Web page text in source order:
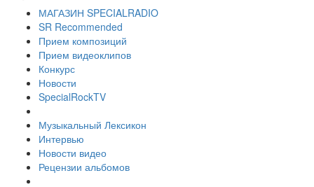
МАГАЗИН SPECIALRADIO
SR Recommended
Прием композиций
Прием видеоклипов
Конкурс
Новости
SpecialRockTV
Музыкальный Лексикон
Интервью
Новости видео
Рецензии альбомов